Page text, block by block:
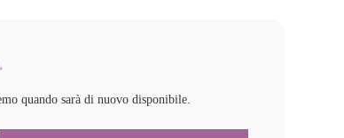
quando sarà di nuovo disponibile.